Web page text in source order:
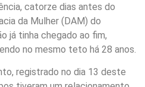
catorze dias antes do
da Mulher (DAM) do
já tinha chegado ao fim,
no mesmo teto há 28 anos.
registrado no dia 13 deste